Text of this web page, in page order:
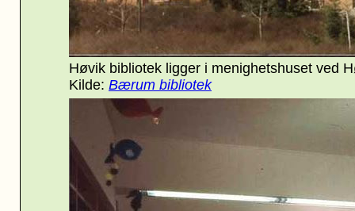
Høvik bibliotek ligger i menighetshuset ved
Kilde: Bærum bibliotek